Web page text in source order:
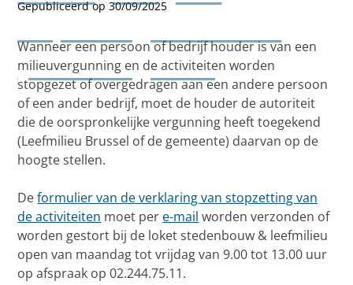
(milieuvergunning)
Gepubliceerd op 30/09/2025
Wanneer een persoon of bedrijf houder is van een
milieuvergunning en de activiteiten worden
stopgezet of overgedragen aan een andere persoon
of een ander bedrijf, moet de houder de autoriteit
die de oorspronkelijke vergunning heeft toegekend
(Leefmilieu Brussel of de gemeente) daarvan op de
hoogte stellen.
Deformulier van de verklaring van stopzetting van
de activiteiten moet per e-mail worden verzonden of
worden gestort bij de loket stedenbouw & leefmilieu
open van maandag tot vrijdag van 9.00 tot 13.00 uur
op afspraak op 02.244.75.11.